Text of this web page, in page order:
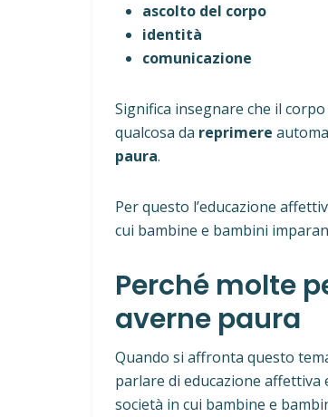
ascolto del corpo
identità
comunicazione
Significa insegnare che il
qualcosa da reprimere
paura.
Per questo l’educazione
cui bambine e bambini
Perché molte
averne paura
Quando si affronta questo
parlare di educazione affettiva
società in cui bambine e